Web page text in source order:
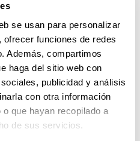
se usan para personalizar
funciones de redes
Además, compartimos
haga del sitio web con
publicidad y análisis
con otra información
que hayan recopilado a
de sus servicios.
de
(IDIVAL)y el
de Valdecilla de
cargar dicho péptido en
respuesta inmunitaria
(llamadas
de hacer los
in vitro e in vivo. De
se obtuvieron resultados